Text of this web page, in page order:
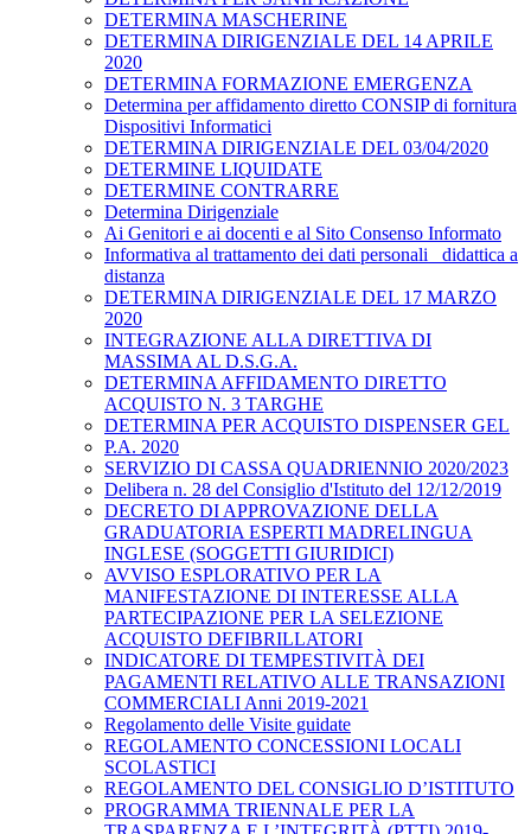
DETERMINA MASCHERINE
DETERMINA DIRIGENZIALE DEL 14 APRILE
2020
DETERMINA FORMAZIONE EMERGENZA
Determina per affidamento diretto CONSIP di fornitura
Dispositivi Informatici
DETERMINA DIRIGENZIALE DEL 03/04/2020
DETERMINE LIQUIDATE
DETERMINE CONTRARRE
Determina Dirigenziale
Ai Genitori e ai docenti e al Sito Consenso Informato
Informativa al trattamento dei dati personali _didattica a
distanza
DETERMINA DIRIGENZIALE DEL 17 MARZO
2020
INTEGRAZIONE ALLA DIRETTIVA DI
MASSIMA AL D.S.G.A.
DETERMINA AFFIDAMENTO DIRETTO
ACQUISTO N. 3 TARGHE
DETERMINA PER ACQUISTO DISPENSER GEL
P.A. 2020
SERVIZIO DI CASSA QUADRIENNIO 2020/2023
Delibera n. 28 del Consiglio d'Istituto del 12/12/2019
DECRETO DI APPROVAZIONE DELLA
GRADUATORIA ESPERTI MADRELINGUA
INGLESE (SOGGETTI GIURIDICI)
AVVISO ESPLORATIVO PER LA
MANIFESTAZIONE DI INTERESSE ALLA
PARTECIPAZIONE PER LA SELEZIONE
ACQUISTO DEFIBRILLATORI
INDICATORE DI TEMPESTIVITÀ DEI
PAGAMENTI RELATIVO ALLE TRANSAZIONI
COMMERCIALI Anni 2019-2021
Regolamento delle Visite guidate
REGOLAMENTO CONCESSIONI LOCALI
SCOLASTICI
REGOLAMENTO DEL CONSIGLIO D’ISTITUTO
PROGRAMMA TRIENNALE PER LA